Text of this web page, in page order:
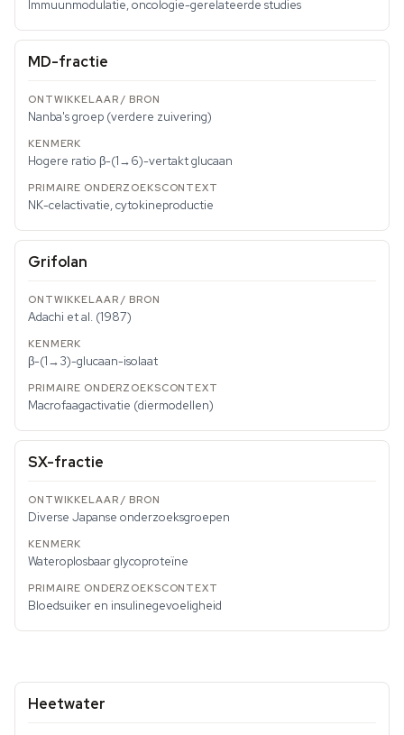
Immuunmodulatie, oncologie-gerelateerde studies
MD-fractie
Nanba's groep (verdere zuivering)
Hogere ratio β-(1→6)-vertakt glucaan
NK-celactivatie, cytokineproductie
Grifolan
Adachi et al. (1987)
β-(1→3)-glucaan-isolaat
Macrofaagactivatie (diermodellen)
SX-fractie
Diverse Japanse onderzoeksgroepen
Wateroplosbaar glycoproteïne
Bloedsuiker en insulinegevoeligheid
Heetwater